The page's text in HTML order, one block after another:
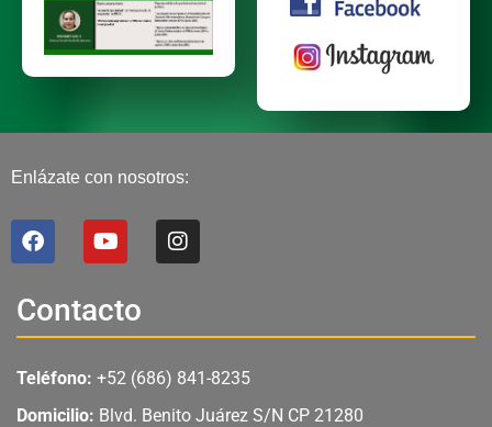
Enlázate con nosotros:
F
a
e
b
o
k
Y
o
u
b
I
n
g
a
m
Contacto
Teléfono: +52 (686) 841-8235
Domicilio: Blvd. Benito Juárez S/N CP 21280